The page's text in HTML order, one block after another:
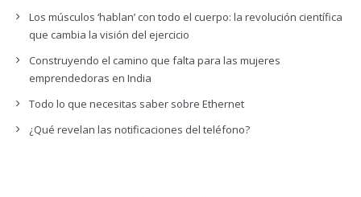
Los músculos ‘hablan’ con todo el cuerpo: la revolución científica
que cambia la visión del ejercicio
Construyendo el camino que falta para las mujeres
emprendedoras en India
Todo lo que necesitas saber sobre Ethernet
¿Qué revelan las notificaciones del teléfono?